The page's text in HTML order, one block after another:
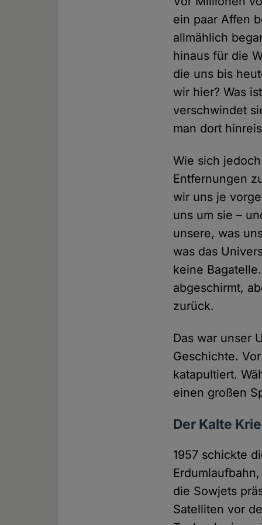
ein paar Affen
allmählich
hinaus für die
die uns bis
wir hier? Was
verschwindet
man dort
Wie sich
Entfernungen
wir uns je
uns um sie –
unsere, was
was das
keine
abgeschirmt,
zurück.
Das war unser
Geschichte.
katapultiert.
einen großen
Der Kalte
1957 schickte
die Sowjets
Satelliten vor